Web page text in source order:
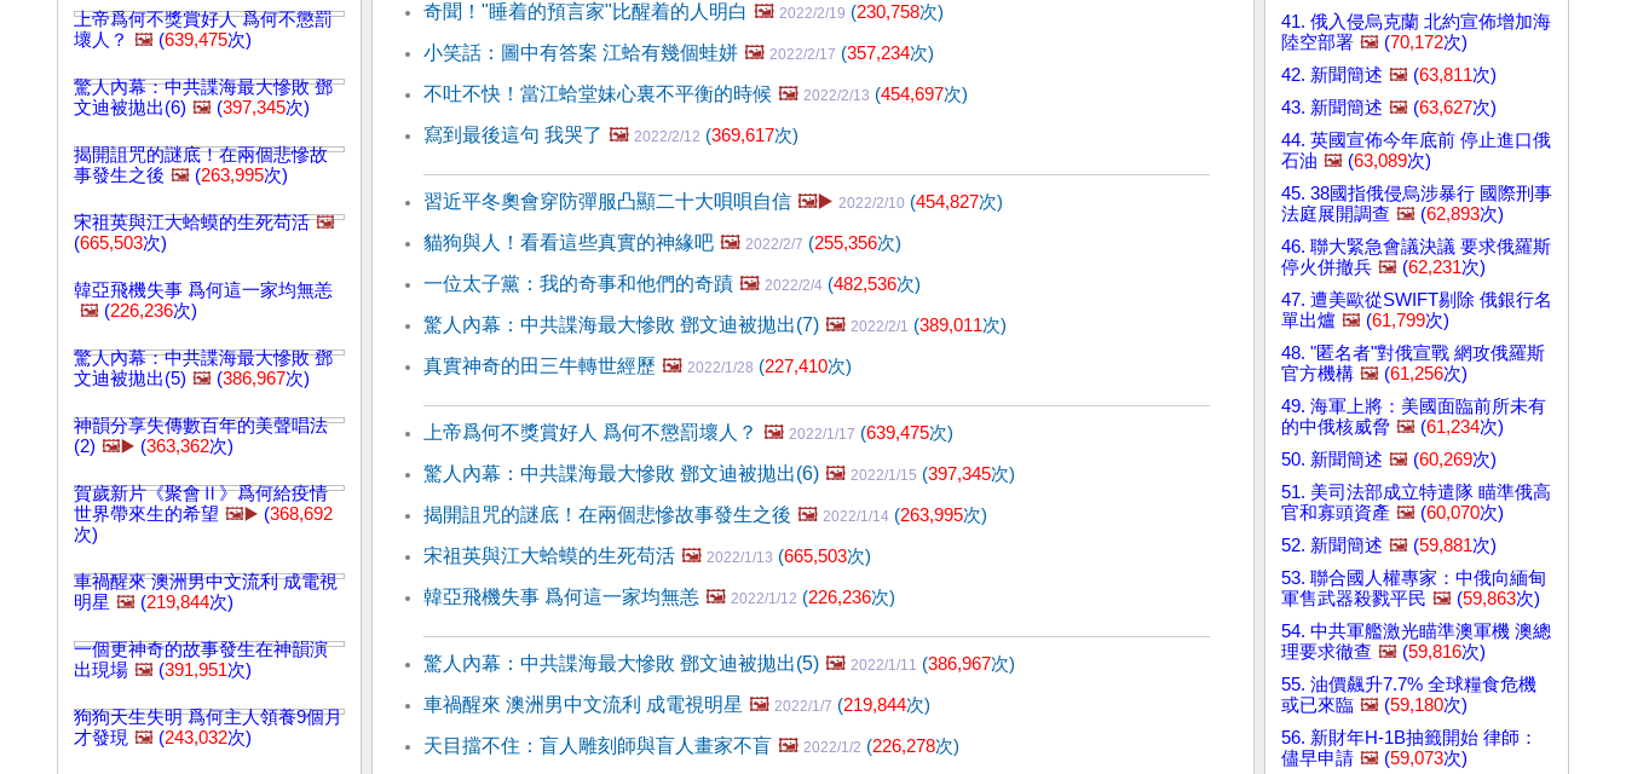
上帝爲何不獎賞好人 爲何不懲罰
壞人？ 🖼️ (639,475次)
驚人內幕：中共諜海最大慘敗 鄧
文迪被拋出(6) 🖼️ (397,345次)
揭開詛咒的謎底！在兩個悲慘故
事發生之後 🖼️ (263,995次)
宋祖英與江大蛤蟆的生死苟活 🖼️
(665,503次)
韓亞飛機失事 爲何這一家均無恙
🖼️ (226,236次)
驚人內幕：中共諜海最大慘敗 鄧
文迪被拋出(5) 🖼️ (386,967次)
神韻分享失傳數百年的美聲唱法
(2) 🖼️▶️ (363,362次)
賀歲新片《聚會Ⅱ》爲何給疫情
世界帶來生的希望 🖼️▶️ (368,692
次)
車禍醒來 澳洲男中文流利 成電視
明星 🖼️ (219,844次)
一個更神奇的故事發生在神韻演
出現場 🖼️ (391,951次)
狗狗天生失明 爲何主人領養9個月
才發現 🖼️ (243,032次)
奇聞！"睡着的預言家"比醒着的人明白 🖼️ 2022/2/19 (230,758次)
小笑話：圖中有答案 江蛤有幾個蛙姘 🖼️ 2022/2/17 (357,234次)
不吐不快！當江蛤堂妹心裏不平衡的時候 🖼️ 2022/2/13 (454,697次)
寫到最後這句 我哭了 🖼️ 2022/2/12 (369,617次)
習近平冬奧會穿防彈服凸顯二十大唄唄自信 🖼️▶️ 2022/2/10 (454,827次)
貓狗與人！看看這些真實的神緣吧 🖼️ 2022/2/7 (255,356次)
一位太子黨：我的奇事和他們的奇蹟 🖼️ 2022/2/4 (482,536次)
驚人內幕：中共諜海最大慘敗 鄧文迪被拋出(7) 🖼️ 2022/2/1 (389,011次)
真實神奇的田三牛轉世經歷 🖼️ 2022/1/28 (227,410次)
上帝爲何不獎賞好人 爲何不懲罰壞人？ 🖼️ 2022/1/17 (639,475次)
驚人內幕：中共諜海最大慘敗 鄧文迪被拋出(6) 🖼️ 2022/1/15 (397,345次)
揭開詛咒的謎底！在兩個悲慘故事發生之後 🖼️ 2022/1/14 (263,995次)
宋祖英與江大蛤蟆的生死苟活 🖼️ 2022/1/13 (665,503次)
韓亞飛機失事 爲何這一家均無恙 🖼️ 2022/1/12 (226,236次)
驚人內幕：中共諜海最大慘敗 鄧文迪被拋出(5) 🖼️ 2022/1/11 (386,967次)
車禍醒來 澳洲男中文流利 成電視明星 🖼️ 2022/1/7 (219,844次)
天目擋不住：盲人雕刻師與盲人畫家不盲 🖼️ 2022/1/2 (226,278次)
41. 俄入侵烏克蘭 北約宣佈增加海
陸空部署 🖼️ (70,172次)
42. 新聞簡述 🖼️ (63,811次)
43. 新聞簡述 🖼️ (63,627次)
44. 英國宣佈今年底前 停止進口俄
石油 🖼️ (63,089次)
45. 38國指俄侵烏涉暴行 國際刑事
法庭展開調查 🖼️ (62,893次)
46. 聯大緊急會議決議 要求俄羅斯
停火併撤兵 🖼️ (62,231次)
47. 遭美歐從SWIFT剔除 俄銀行名
單出爐 🖼️ (61,799次)
48. "匿名者"對俄宣戰 網攻俄羅斯
官方機構 🖼️ (61,256次)
49. 海軍上將：美國面臨前所未有
的中俄核威脅 🖼️ (61,234次)
50. 新聞簡述 🖼️ (60,269次)
51. 美司法部成立特遣隊 瞄準俄高
官和寡頭資產 🖼️ (60,070次)
52. 新聞簡述 🖼️ (59,881次)
53. 聯合國人權專家：中俄向緬甸
軍售武器殺戮平民 🖼️ (59,863次)
54. 中共軍艦激光瞄準澳軍機 澳總
理要求徹查 🖼️ (59,816次)
55. 油價飆升7.7% 全球糧食危機
或已來臨 🖼️ (59,180次)
56. 新財年H-1B抽籤開始 律師：
儘早申請 🖼️ (59,073次)